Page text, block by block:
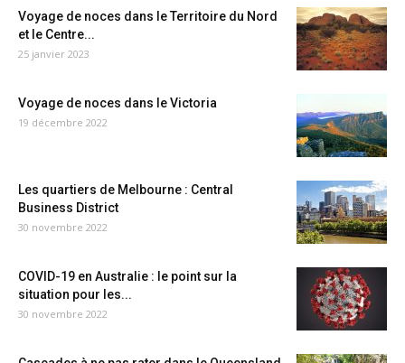
Voyage de noces dans le Territoire du Nord
et le Centre...
25 janvier 2023
Voyage de noces dans le Victoria
19 décembre 2022
Les quartiers de Melbourne : Central
Business District
30 novembre 2022
COVID-19 en Australie : le point sur la
situation pour les...
30 novembre 2022